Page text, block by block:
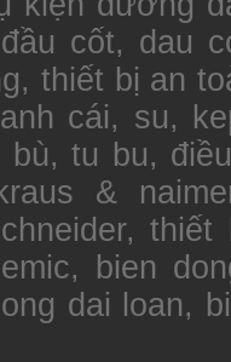
cốt, dau
thiết bị an
cái, su,
bù, tu bu,
&
bien
dai loan,